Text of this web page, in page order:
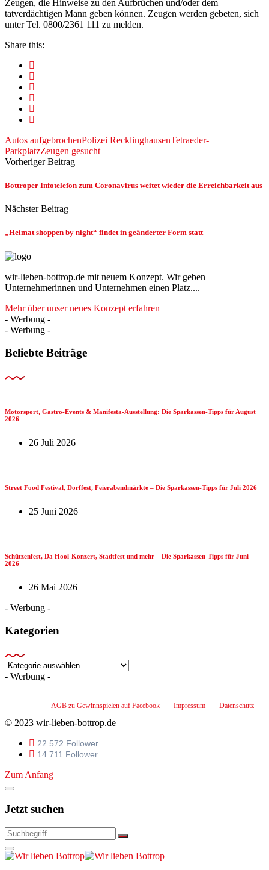
Zeugen, die Hinweise zu den Aufbrüchen und/oder dem
tatverdächtigen Mann geben können. Zeugen werden gebeten, sich
unter Tel. 0800/2361 111 zu melden.
Share this:
Autos aufgebrochenPolizei RecklinghausenTetraeder-
ParkplatzZeugen gesucht
Vorheriger Beitrag
Bottroper Infotelefon zum Coronavirus weitet wieder die Erreichbarkeit aus
Nächster Beitrag
„Heimat shoppen by night“ findet in geänderter Form statt
wir-lieben-bottrop.de mit neuem Konzept. Wir geben
Unternehmerinnen und Unternehmen einen Platz....
Mehr über unser neues Konzept erfahren
- Werbung -
- Werbung -
Beliebte Beiträge
Motorsport, Gastro-Events & Manifesta-Ausstellung: Die Sparkassen-Tipps für August
2026
26 Juli 2026
Street Food Festival, Dorffest, Feierabendmärkte – Die Sparkassen-Tipps für Juli 2026
25 Juni 2026
Schützenfest, Da Hool-Konzert, Stadtfest und mehr – Die Sparkassen-Tipps für Juni
2026
26 Mai 2026
- Werbung -
Kategorien
Kategorien
- Werbung -
AGB zu Gewinnspielen auf Facebook Impressum Datenschutz
© 2023 wir-lieben-bottrop.de
22.572 Follower
14.711 Follower
Zum Anfang
Jetzt suchen